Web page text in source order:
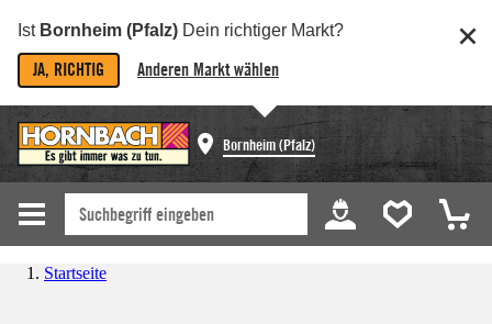
Ist Bornheim (Pfalz) Dein richtiger Markt?
JA, RICHTIG Anderen Markt wählen
Bornheim (Pfalz)
Startseite